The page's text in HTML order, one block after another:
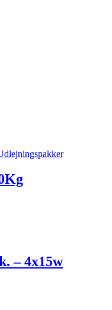
– 4x15w